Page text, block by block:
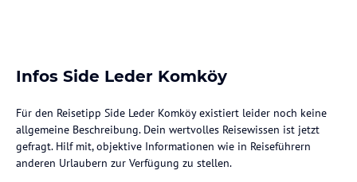
Infos Side Leder Komköy
Für den Reisetipp Side Leder Komköy existiert leider noch keine
allgemeine Beschreibung. Dein wertvolles Reisewissen ist jetzt
gefragt. Hilf mit, objektive Informationen wie in Reiseführern
anderen Urlaubern zur Verfügung zu stellen.